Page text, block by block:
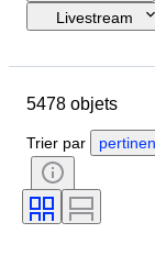
Livestream
Pays d’origine
Genre
Pierre
Signature
Couleur exacte
5478 objets
Trier par